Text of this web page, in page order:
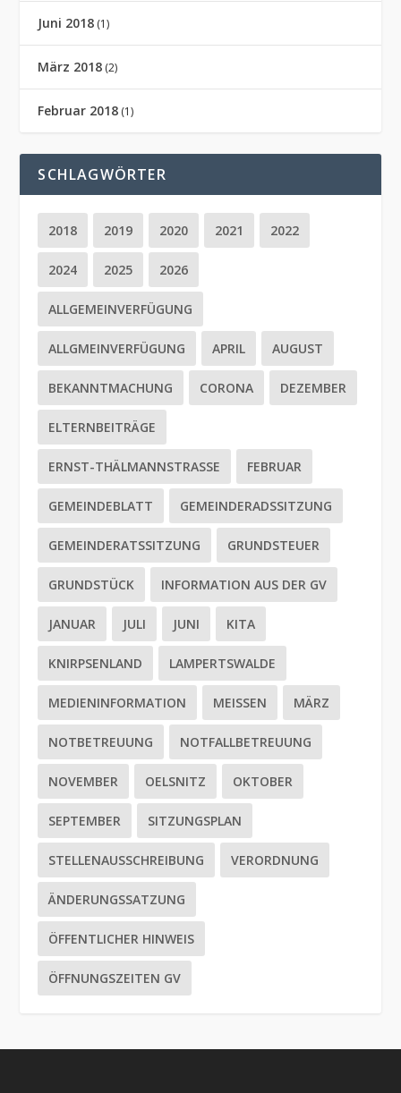
Juni 2018 (1)
März 2018 (2)
Februar 2018 (1)
SCHLAGWÖRTER
2018 2019 2020 2021 2022
2024 2025 2026
ALLGEMEINVERFÜGUNG
ALLGMEINVERFÜGUNG APRIL AUGUST
BEKANNTMACHUNG CORONA DEZEMBER
ELTERNBEITRÄGE
ERNST-THÄLMANNSTRASSE FEBRUAR
GEMEINDEBLATT GEMEINDERADSSITZUNG
GEMEINDERATSSITZUNG GRUNDSTEUER
GRUNDSTÜCK INFORMATION AUS DER GV
JANUAR JULI JUNI KITA
KNIRPSENLAND LAMPERTSWALDE
MEDIENINFORMATION MEISSEN MÄRZ
NOTBETREUUNG NOTFALLBETREUUNG
NOVEMBER OELSNITZ OKTOBER
SEPTEMBER SITZUNGSPLAN
STELLENAUSSCHREIBUNG VERORDNUNG
ÄNDERUNGSSATZUNG
ÖFFENTLICHER HINWEIS
ÖFFNUNGSZEITEN GV